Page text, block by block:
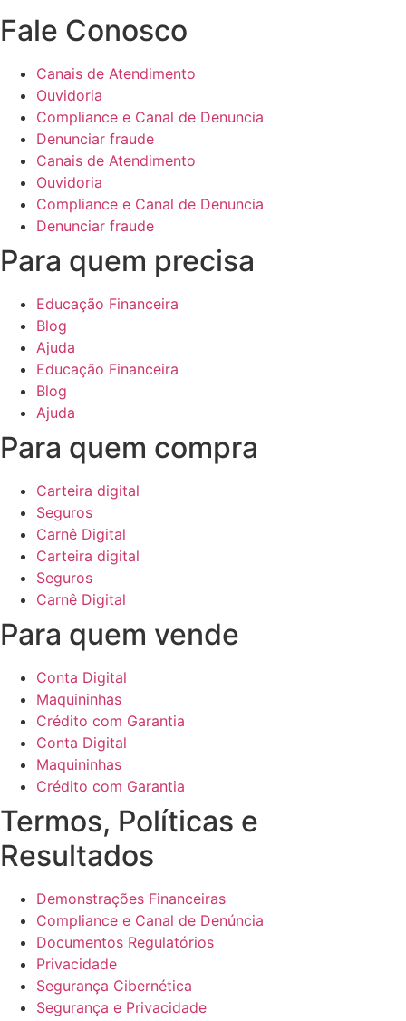
Fale Conosco
Canais de Atendimento
Ouvidoria
Compliance e Canal de Denuncia
Denunciar fraude
Canais de Atendimento
Ouvidoria
Compliance e Canal de Denuncia
Denunciar fraude
Para quem precisa
Educação Financeira
Blog
Ajuda
Educação Financeira
Blog
Ajuda
Para quem compra
Carteira digital
Seguros
Carnê Digital
Carteira digital
Seguros
Carnê Digital
Para quem vende
Conta Digital
Maquininhas
Crédito com Garantia
Conta Digital
Maquininhas
Crédito com Garantia
Termos, Políticas e
Resultados
Demonstrações Financeiras
Compliance e Canal de Denúncia
Documentos Regulatórios
Privacidade
Segurança Cibernética
Segurança e Privacidade